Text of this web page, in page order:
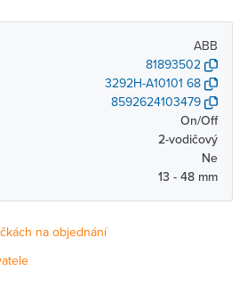
ABB
81893502
3292H-A10101 68
8592624103479
On/Off
2-vodičový
Ne
13 - 48 mm
na objednání